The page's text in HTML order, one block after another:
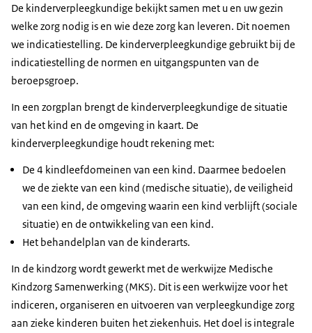
hulp bij het aankleden en uitkleden
hulp bij wassen en douchen
verzorging van de huid.
uw kind aanleren om bepaalde handelingen die de
kinderverpleegkundige doet, zelf of samen met u te
doen
kinderverpleegkundige doet, zelf of samen met uw
kind kunt doen
het opstellen van een stappenplan om het
kinderdagverblijf of de school te betrekken bij de
zorg voor het kind
coördineren van zorg
signaleren wat mogelijke gezondheidsrisico’s zijn
preventieve zorg om aandoeningen, beperkingen of
verslechtering van de gezondheid te voorkomen.
verantwoordelijk voor de verpleegkundige zorg. De
pedagogisch medewerkers geven pedagogische zorg.
Dit betekent dat ze ervoor zorgen dat het kind zich kan
ontwikkelen op praktisch, cognitief en sociaal-
emotioneel gebied. Dit gebeurt via diverse activiteiten.
Deze zorg wordt niet altijd volledig vergoed uit het
basispakket. Soms wordt een deel uit de jeugdwet
vergoed, soms betaalt u een eigen bijdrage.
Verpleegkundig kinderzorghuis
In een verpleegkundig kinderzorghuis kan uw kind van
18 of jonger tijdelijk of langere tijd verblijven of
logeren. De zorg die gegeven wordt, is aanvullende zorg
of kan uw gezin tijdelijk ontlasten.
In een verpleegkundig kinderzorghuis krijgt uw kind
gespecialiseerde verpleegkundige en pedagogische
zorg. Dat wordt 24 uur per dag, 7 dagen per week
gegeven.
psychologische, pedagogische en sociale zorg. Ook is er
ondersteuning op cultureel en spiritueel gebied. De
kinderverpleegkundige bekijkt samen met u en
eventueel andere professionals op welke manier goede
zorg gegeven kan worden.
De kinderverpleegkundige bekijkt samen met u en uw gezin
welke zorg nodig is en wie deze zorg kan leveren. Dit noemen
we indicatiestelling. De kinderverpleegkundige gebruikt bij de
indicatiestelling de normen en uitgangspunten van de
beroepsgroep.
In een zorgplan brengt de kinderverpleegkundige de situatie
van het kind en de omgeving in kaart. De
kinderverpleegkundige houdt rekening met:
De 4 kindleefdomeinen van een kind. Daarmee bedoelen
we de ziekte van een kind (medische situatie), de veiligheid
van een kind, de omgeving waarin een kind verblijft (sociale
situatie) en de ontwikkeling van een kind.
Het behandelplan van de kinderarts.
In de kindzorg wordt gewerkt met de werkwijze Medische
Kindzorg Samenwerking (MKS). Dit is een werkwijze voor het
indiceren, organiseren en uitvoeren van verpleegkundige zorg
aan zieke kinderen buiten het ziekenhuis. Het doel is integrale